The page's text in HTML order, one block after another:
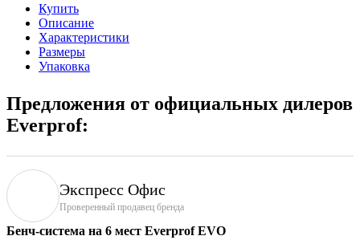
Купить
Описание
Характеристики
Размеры
Упаковка
Предложения от официальных дилеров
Everprof:
Экспресс Офис
Проверенный продавец бренда
Бенч-система на 6 мест Everprof EVO